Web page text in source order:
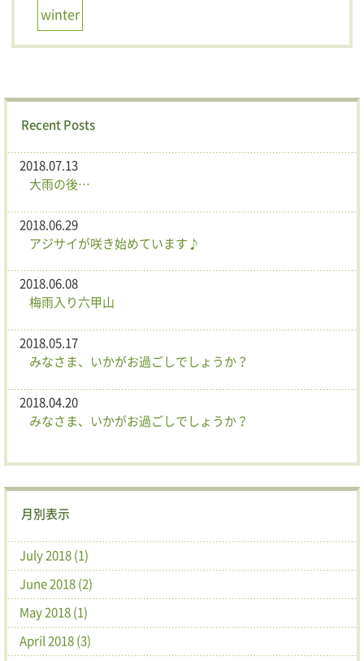
winter
Recent Posts
2018.07.13
大雨の後…
2018.06.29
アジサイが咲き始めています♪
2018.06.08
梅雨入り六甲山
2018.05.17
みなさま、いかがお過ごしでしょうか？
2018.04.20
みなさま、いかがお過ごしでしょうか？
月別表示
July 2018 (1)
June 2018 (2)
May 2018 (1)
April 2018 (3)